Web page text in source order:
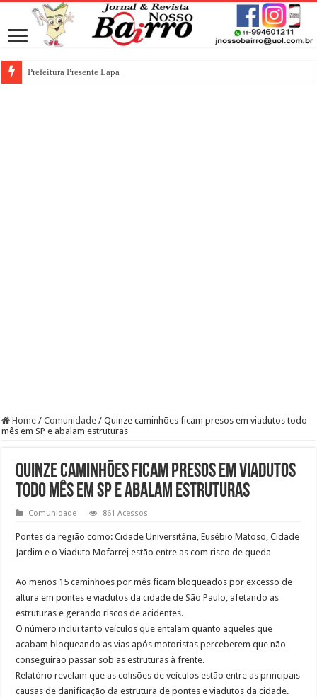
Prefeitura Presente Lapa
Home / Comunidade / Quinze caminhões ficam presos em viadutos todo
mês em SP e abalam estruturas
Quinze caminhões ficam presos em viadutos
todo mês em SP e abalam estruturas
Comunidade 861 Acessos
Pontes da região como: Cidade Universitária, Eusébio Matoso, Cidade
Jardim e o Viaduto Mofarrej estão entre as com risco de queda
Ao menos 15 caminhões por mês ficam bloqueados por excesso de
altura em pontes e viadutos da cidade de São Paulo, afetando as
estruturas e gerando riscos de acidentes.
O número inclui tanto veículos que entalam quanto aqueles que
acabam bloqueando as vias após motoristas perceberem que não
conseguirão passar sob as estruturas à frente.
Relatório revelam que as colisões de veículos estão entre as principais
causas de danificação da estrutura de pontes e viadutos da cidade.